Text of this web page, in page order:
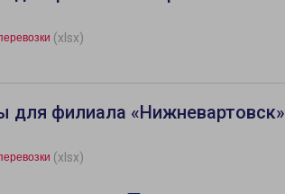
(xlsx)
для филиала «Нижневартовск»
(xlsx)